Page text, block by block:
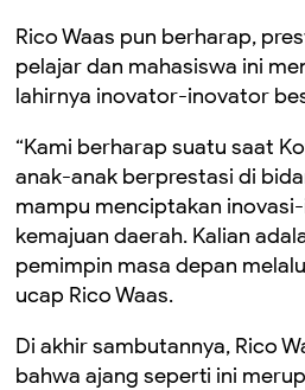
Rico Waas pun berharap,
pelajar dan mahasiswa ini
lahirnya inovator-inovator
“Kami berharap suatu saat
anak-anak berprestasi di
mampu menciptakan
kemajuan daerah. Kalian
pemimpin masa depan
ucap Rico Waas.
Di akhir sambutannya, Rico
bahwa ajang seperti ini